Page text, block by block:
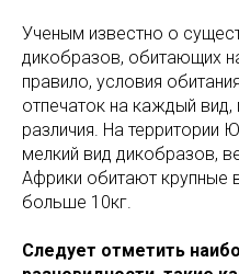
Ученым известно о
дикобразов, обитающих
правило, условия
отпечаток на каждый
различия. На территории
мелкий вид дикобразов,
Африки обитают крупные
больше 10кг.
Следует отметить